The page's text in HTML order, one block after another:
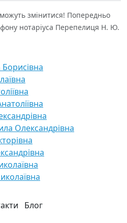
змінитися! Попередньо
нотаріуса Перепелиця Н. Ю.
Олександрівна
Блог